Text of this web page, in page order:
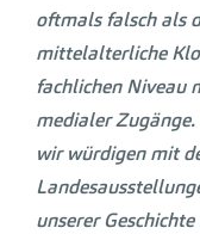
oftmals falsch als
mittelalterliche
fachlichen Niveau
medialer
wir würdigen mit
unserer